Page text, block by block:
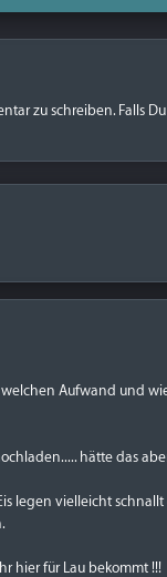
zu schreiben. Falls
Aufwand und
hätte das
legen vielleicht
hier für Lau bekommt !!!